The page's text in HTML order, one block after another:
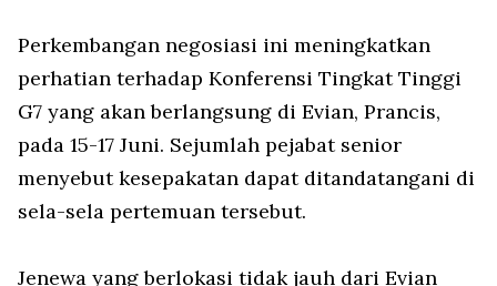
Perkembangan negosiasi ini meningkatkan
perhatian terhadap Konferensi Tingkat Tinggi
G7 yang akan berlangsung di Evian, Prancis,
pada 15-17 Juni. Sejumlah pejabat senior
menyebut kesepakatan dapat ditandatangani di
sela-sela pertemuan tersebut.
Jenewa yang berlokasi tidak jauh dari Evian